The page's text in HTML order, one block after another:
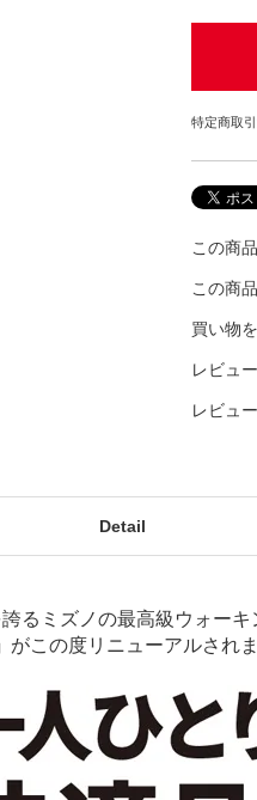
特定商取
この商
この商
買い物
レビュ
レビュ
Detail
るミズノの最高級ウォーキ
がこの度リニューアルされ